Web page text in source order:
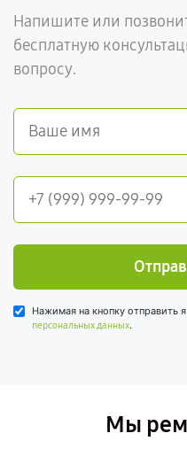
Напишите или
бесплатную
вопросу.
Нажимая на кнопку отправить
персональных данных.
Мы